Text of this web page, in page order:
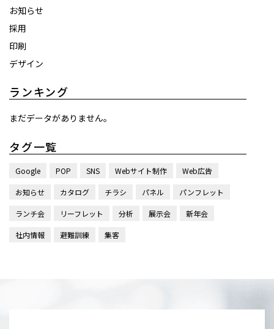
お知らせ
採用
印刷
デザイン
ランキング
まだデータがありません。
タグ一覧
Google POP SNS Webサイト制作 Web広告
お知らせ カタログ チラシ パネル パンフレット
ランチ会 リーフレット 分析 展示会 新年会
社内情報 避難訓練 集客